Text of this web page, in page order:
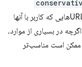
به URLهایی که کاربر با آنها
در بسیاری از موارد،
است مناسب‌تر